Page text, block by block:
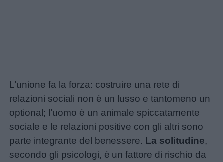
L’unione fa la forza: costruire una rete di
relazioni sociali non è un lusso e tantomeno un
optional; l’uomo è un animale spiccatamente
sociale e le relazioni positive con gli altri sono
parte integrante del benessere. La solitudine,
secondo gli psicologi, è un fattore di rischio da